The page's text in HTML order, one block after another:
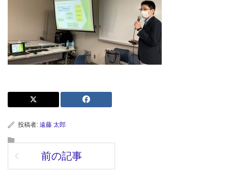
投稿者: 遠藤 太郎
前の記事